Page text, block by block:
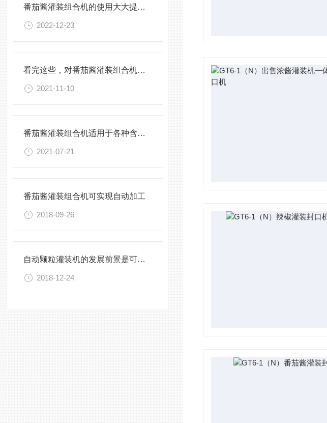
番茄酱灌装组合机的使用大大提高了生产效率
2022-12-23
看完这些，对番茄酱灌装组合机很难不心动
2021-11-10
番茄酱灌装组合机适用于各种含颗粒的灌装
2021-07-21
番茄酱灌装组合机可实现自动加工
2018-09-26
自动颗粒灌装机的发展前景是可观的
2018-12-24